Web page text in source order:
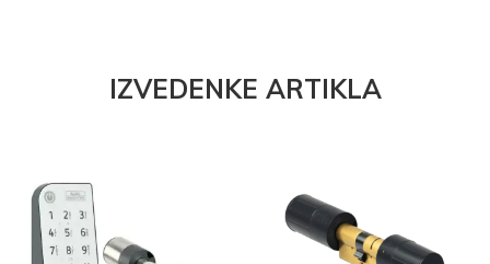
IZVEDENKE ARTIKLA